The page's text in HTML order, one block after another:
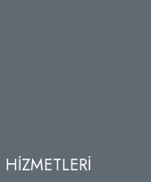
HİZMETLERİ